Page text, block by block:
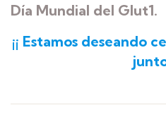
Día Mundial del Glut1.
¡¡ Estamos deseando